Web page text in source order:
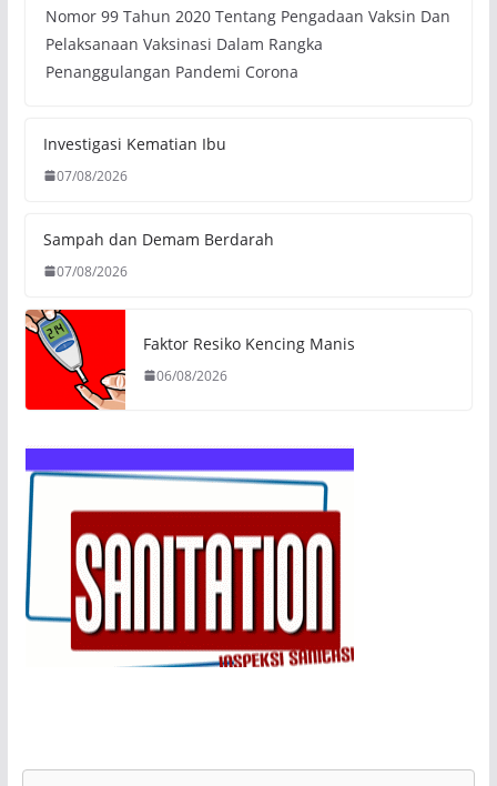
Nomor 99 Tahun 2020 Tentang Pengadaan Vaksin Dan
Pelaksanaan Vaksinasi Dalam Rangka
Penanggulangan Pandemi Corona
Investigasi Kematian Ibu
07/08/2026
Sampah dan Demam Berdarah
07/08/2026
Faktor Resiko Kencing Manis
06/08/2026